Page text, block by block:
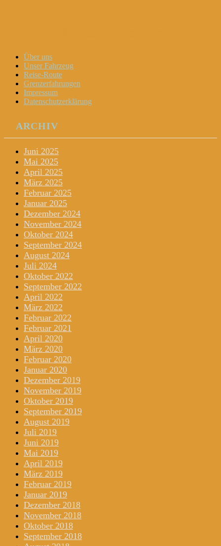
Menu
Widgets
Search
Skip
content
Über uns
Unser Fahrzeug
Reise-Route
Grenzerfahrungen
Impressum
Datenschutzerklärung
ARCHIV
Juni 2025
Mai 2025
April 2025
März 2025
Februar 2025
Januar 2025
Dezember 2024
November 2024
Oktober 2024
September 2024
August 2024
Juli 2024
Oktober 2022
September 2022
April 2022
März 2022
Februar 2022
Februar 2021
April 2020
März 2020
Februar 2020
Januar 2020
Dezember 2019
November 2019
Oktober 2019
September 2019
August 2019
Juli 2019
Juni 2019
Mai 2019
April 2019
März 2019
Februar 2019
Januar 2019
Dezember 2018
November 2018
Oktober 2018
September 2018